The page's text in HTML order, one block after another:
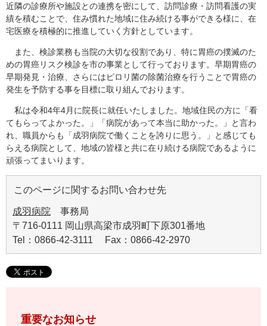
近隣の診療所や施設との連携を密にして、訪問診療・訪問看護の実
績を積むことで、住み慣れた地域に住み続ける事ができる様に、在
宅医療を積極的に推進していく方針としています。
また、検診業務も当院の大切な役割であり、特に胃癌の撲滅のた
めの胃癌リスク検診を市の事業として行っております。早期胃癌の
早期発見・治療、さらにはピロリ菌の除菌治療を行うことで胃癌の
発生を予防する事を目標に取り組んでおります。
私は令和4年4月に院長に就任いたしました。地域住民の方に「看
てもらってよかった。」「病院があって本当に助かった。」と言わ
れ、職員からも「成羽病院で働くことを誇りに思う。」と感じても
らえる病院として、地域の皆様と共に在り続ける病院であるように
頑張ってまいります。
このページに関するお問い合わせ先
成羽病院 事務局
〒716-0111 岡山県高梁市成羽町下原301番地
Tel：0866-42-3111 Fax：0866-42-2970
重要なお知らせ